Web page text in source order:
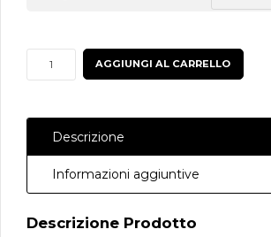
€168.00
€231.00
CENTRALINA
IRRIGAZIONE
quantità
AGGIUNGI AL CARRELLO
Descrizione
Informazioni aggiuntive
Descrizione Prodotto